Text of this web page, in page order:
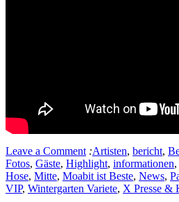
Leave a Comment :Artisten, bericht,
Fotos, Gäste, Highlight, informationen,
Hose, Mitte, Moabit ist Beste, News,
VIP, Wintergarten Variete, X Presse &